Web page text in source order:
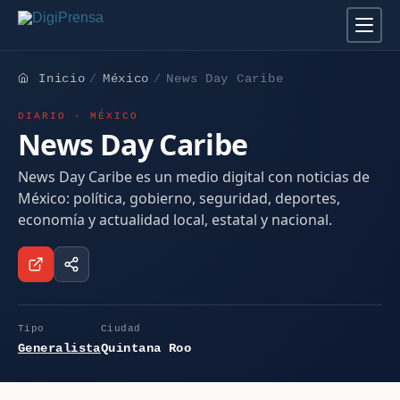
Inicio México News Day Caribe
DIARIO · MÉXICO
News Day Caribe
News Day Caribe es un medio digital con noticias de
México: política, gobierno, seguridad, deportes,
economía y actualidad local, estatal y nacional.
Tipo
Generalista
Ciudad
Quintana Roo